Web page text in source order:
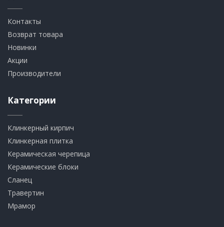
Контакты
Возврат товара
Новинки
Акции
Производители
Категории
Клинкерный кирпич​
​Клинкерная плитка
​Керамическая черепица
​Керамические блоки
​Сланец
Травертин​
​Мрамор